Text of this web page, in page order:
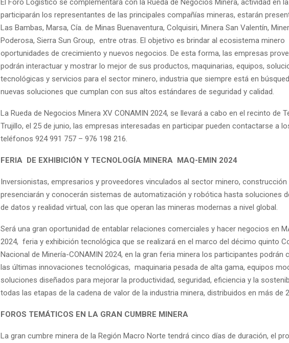
El Foro Logístico se complementará con la Rueda de Negocios Minera, actividad en
participarán los representantes de las principales compañías mineras, estarán
Las Bambas, Marsa, Cía. de Minas Buenaventura, Colquisiri, Minera San Valentín,
Poderosa, Sierra Sun Group, entre otras. El objetivo es brindar al ecosistema minero
oportunidades de crecimiento y nuevos negocios. De esta forma, las empresas
podrán interactuar y mostrar lo mejor de sus productos, maquinarias, equipos,
tecnológicas y servicios para el sector minero, industria que siempre está en
nuevas soluciones que cumplan con sus altos estándares de seguridad y calidad.
La Rueda de Negocios Minera XV CONAMIN 2024, se llevará a cabo en el recinto de
Trujillo, el 25 de junio, las empresas interesadas en participar pueden contactarse a
teléfonos 924 991 757 – 976 198 216.
FERIA DE EXHIBICIÓN Y TECNOLOGÍA MINERA MAQ-EMIN 2024
Inversionistas, empresarios y proveedores vinculados al sector minero, construcción
presenciarán y conocerán sistemas de automatización y robótica hasta soluciones
de datos y realidad virtual, con las que operan las mineras modernas a nivel global.
Será una gran oportunidad de entablar relaciones comerciales y hacer negocios en
2024, feria y exhibición tecnológica que se realizará en el marco del décimo quinto
Nacional de Minería-CONAMIN 2024, en la gran feria minera los participantes podrán
las últimas innovaciones tecnológicas, maquinaria pesada de alta gama, equipos
soluciones diseñados para mejorar la productividad, seguridad, eficiencia y la
todas las etapas de la cadena de valor de la industria minera, distribuidos en más de
FOROS TEMÁTICOS EN LA GRAN CUMBRE MINERA
La gran cumbre minera de la Región Macro Norte tendrá cinco días de duración, el